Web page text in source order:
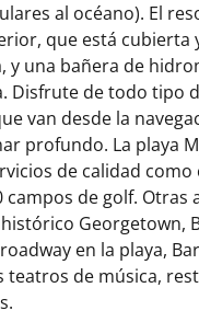
al océano). El
que está cubierta
y una bañera de
Disfrute de todo tipo
van desde la
profundo. La playa
de calidad como
campos de golf. Otras
Georgetown,
en la playa,
teatros de música,